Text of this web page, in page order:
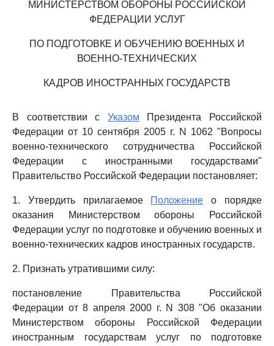
МИНИСТЕРСТВОМ ОБОРОНЫ РОССИЙСКОЙ
ФЕДЕРАЦИИ УСЛУГ
ПО ПОДГОТОВКЕ И ОБУЧЕНИЮ ВОЕННЫХ И
ВОЕННО-ТЕХНИЧЕСКИХ
КАДРОВ ИНОСТРАННЫХ ГОСУДАРСТВ
В соответствии с Указом Президента Российской
Федерации от 10 сентября 2005 г. N 1062 "Вопросы
военно-технического сотрудничества Российской
Федерации с иностранными государствами"
Правительство Российской Федерации постановляет:
1. Утвердить прилагаемое Положение о порядке
оказания Министерством обороны Российской
Федерации услуг по подготовке и обучению военных и
военно-технических кадров иностранных государств.
2. Признать утратившими силу:
постановление Правительства Российской
Федерации от 8 апреля 2000 г. N 308 "Об оказании
Министерством обороны Российской Федерации
иностранным государствам услуг по подготовке